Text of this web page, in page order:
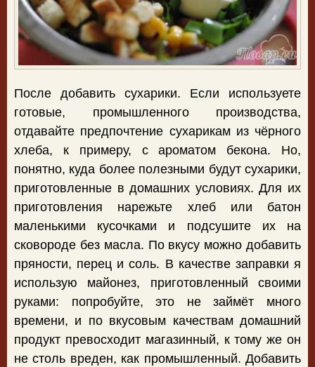
После добавить сухарики. Если используете
готовые, промышленного производства,
отдавайте предпочтение сухарикам из чёрного
хлеба, к примеру, с ароматом бекона. Но,
понятно, куда более полезными будут сухарики,
приготовленные в домашних условиях. Для их
приготовления нарежьте хлеб или батон
маленькими кусочками и подсушите их на
сковороде без масла. По вкусу можно добавить
пряности, перец и соль. В качестве заправки я
использую майонез, приготовленный своими
руками: попробуйте, это не займёт много
времени, и по вкусовым качествам домашний
продукт превосходит магазинный, к тому же он
не столь вреден, как промышленный. Добавить